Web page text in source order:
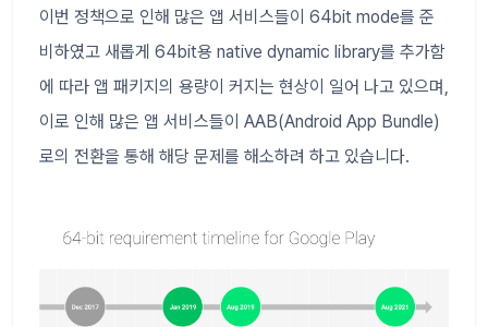
이번 정책으로 인해 많은 앱 서비스들이 64bit mode를 준
비하였고 새롭게 64bit용 native dynamic library를 추가함
에 따라 앱 패키지의 용량이 커지는 현상이 일어 나고 있으며,
이로 인해 많은 앱 서비스들이 AAB(Android App Bundle)
로의 전환을 통해 해당 문제를 해소하려 하고 있습니다.